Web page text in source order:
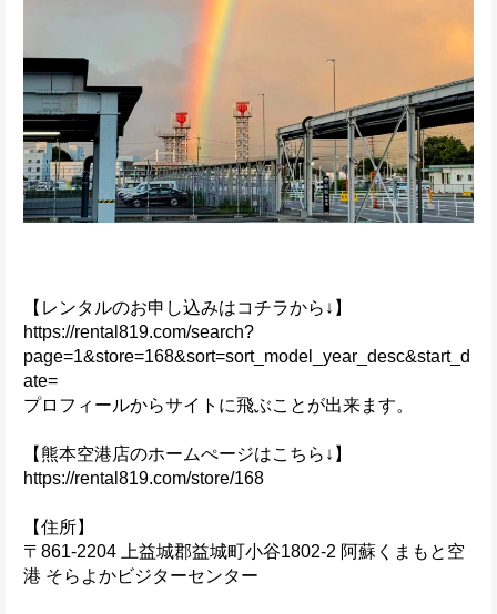
【レンタルのお申し込みはコチラから↓】
https://rental819.com/search?
page=1&store=168&sort=sort_model_year_desc&start_d
ate=
プロフィールからサイトに飛ぶことが出来ます。
【熊本空港店のホームぺージはこちら↓】
https://rental819.com/store/168
【住所】
〒861-2204 上益城郡益城町小谷1802-2 阿蘇くまもと空
港 そらよかビジターセンター